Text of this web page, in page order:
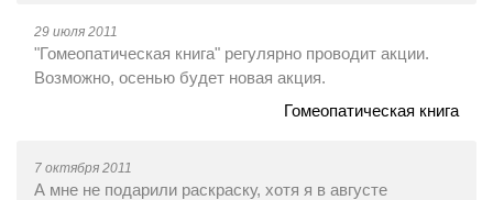
29 июля 2011
"Гомеопатическая книга" регулярно проводит акции.
Возможно, осенью будет новая акция.
Гомеопатическая книга
7 октября 2011
А мне не подарили раскраску, хотя я в августе